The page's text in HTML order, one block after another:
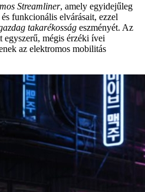
Streamliner, amely egyidejűleg
funkcionális elvárásait, ezzel
takarékosság eszményét. Az
egyszerű, mégis érzéki ívei
az elektromos mobilitás